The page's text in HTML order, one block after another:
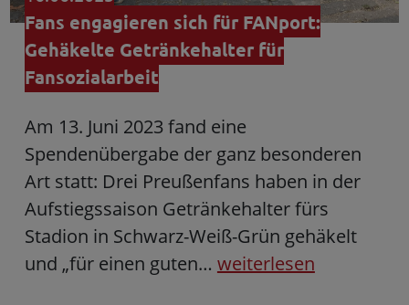
Fans engagieren sich für FANport:
Gehäkelte Getränkehalter für
Fansozialarbeit
Am 13. Juni 2023 fand eine
Spendenübergabe der ganz besonderen
Art statt: Drei Preußenfans haben in der
Aufstiegssaison Getränkehalter fürs
Stadion in Schwarz-Weiß-Grün gehäkelt
und „für einen guten… weiterlesen